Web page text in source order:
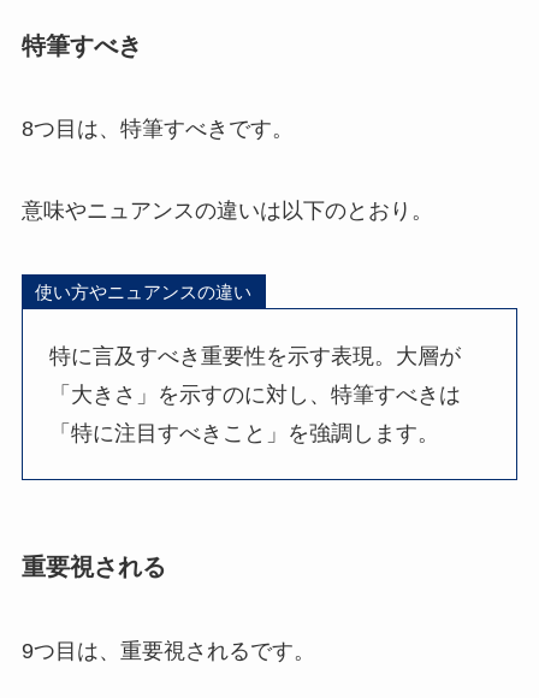
特筆すべき
8つ目は、特筆すべきです。
意味やニュアンスの違いは以下のとおり。
使い方やニュアンスの違い
特に言及すべき重要性を示す表現。大層が
「大きさ」を示すのに対し、特筆すべきは
「特に注目すべきこと」を強調します。
重要視される
9つ目は、重要視されるです。